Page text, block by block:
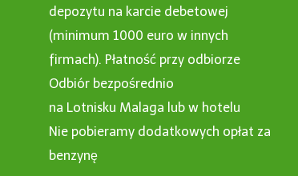
depozytu na karcie debetowej
(minimum 1000 euro w innych
firmach). Płatność przy odbiorze
Odbiór bezpośrednio
na Lotnisku Malaga lub w hotelu
Nie pobieramy dodatkowych opłat za
benzynę